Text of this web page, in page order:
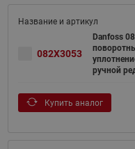
082X3053
Danfoss
ручной
Купить аналог